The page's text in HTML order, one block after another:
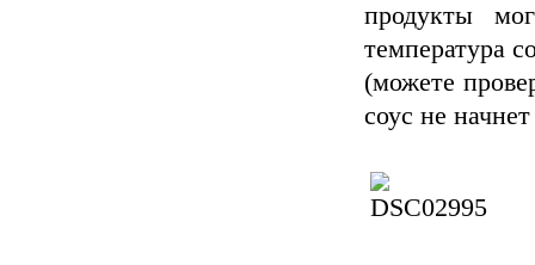
продукты
температура
(можете
соус не начнет